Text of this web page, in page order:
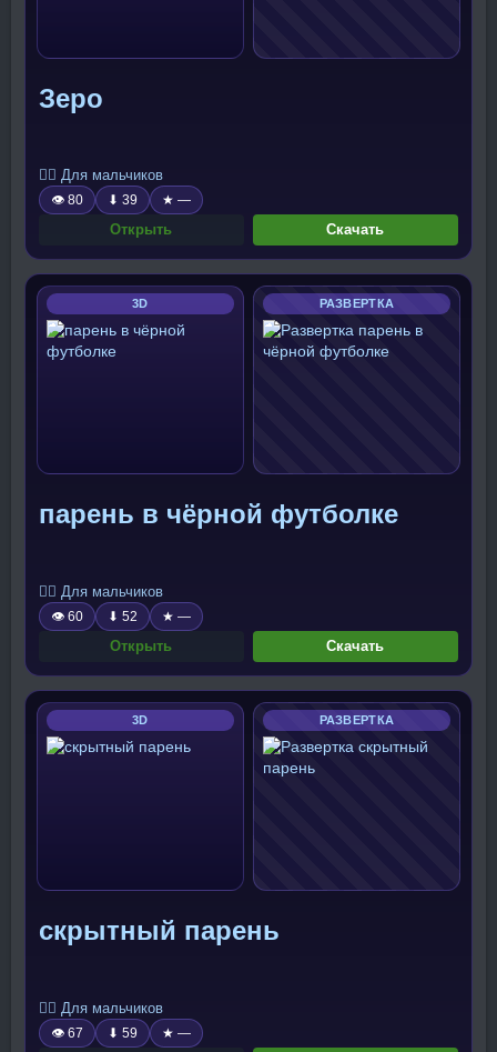
Зеро
🧍‍♂️ Для мальчиков
👁 80 ⬇ 39 ★ —
Открыть Скачать
3D РАЗВЕРТКА
парень в чёрной футболке
🧍‍♂️ Для мальчиков
👁 60 ⬇ 52 ★ —
Открыть Скачать
3D РАЗВЕРТКА
скрытный парень
🧍‍♂️ Для мальчиков
👁 67 ⬇ 59 ★ —